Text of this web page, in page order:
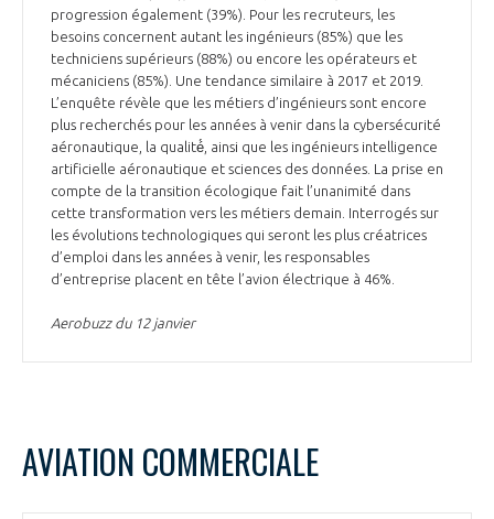
progression également (39%). Pour les recruteurs, les
besoins concernent autant les ingénieurs (85%) que les
techniciens supérieurs (88%) ou encore les opérateurs et
mécaniciens (85%). Une tendance similaire à 2017 et 2019.
L’enquête révèle que les métiers d’ingénieurs sont encore
plus recherchés pour les années à venir dans la cybersécurité
aéronautique, la qualité́, ainsi que les ingénieurs intelligence
artificielle aéronautique et sciences des données. La prise en
compte de la transition écologique fait l’unanimité dans
cette transformation vers les métiers demain. Interrogés sur
les évolutions technologiques qui seront les plus créatrices
d’emploi dans les années à venir, les responsables
d’entreprise placent en tête l’avion électrique à 46%.
Aerobuzz du 12 janvier
AVIATION COMMERCIALE